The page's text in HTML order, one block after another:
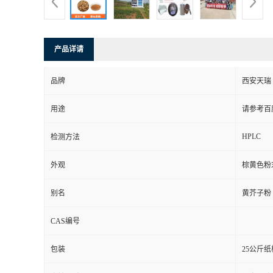
产品详请
品牌 西安天瑞
用途 请参考百
检测方法 HPLC
外观 棕黄色粉
别名 黄芥子粉
CAS编号
包装 25公斤纸